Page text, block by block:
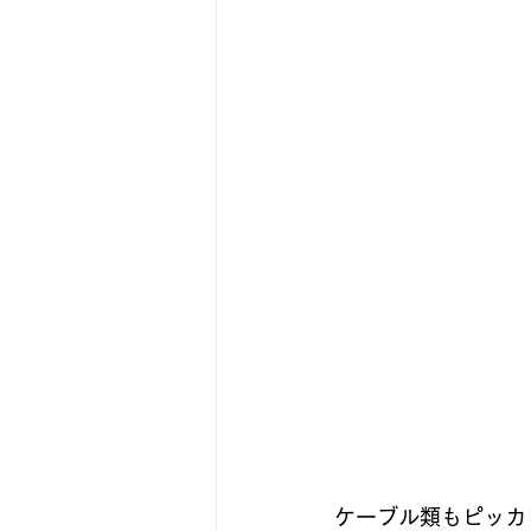
ケーブル類もピッカ